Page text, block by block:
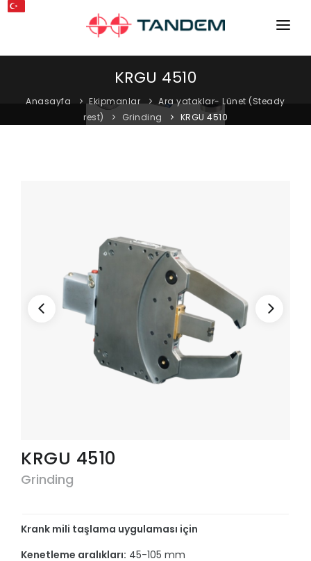
ANA SAYFA
İLETIŞIM
SERVIS
KRGU 4510
Anasayfa Ekipmanlar
Ara yataklar- Lünet (Steady
rest)
Grinding KRGU 4510
KRGU 4510
Grinding
Krank mili taşlama uygulaması için
Kenetleme aralıkları: 45-105 mm